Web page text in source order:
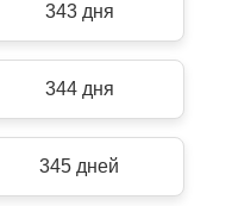
343 дня
344 дня
345 дней